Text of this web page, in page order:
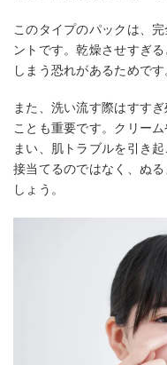
このタイプのパックは、
ントです。乾燥させすぎ
しまう恐れがあるためです
また、洗い流す際はすす
ことも重要です。クリー
まい、肌トラブルを引き
接当てるのではなく、ぬ
しょう。